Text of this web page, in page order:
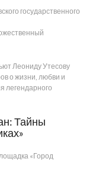
государственного
Леониду Утесову
о жизни, любви и
легендарного
Тайны
«Город